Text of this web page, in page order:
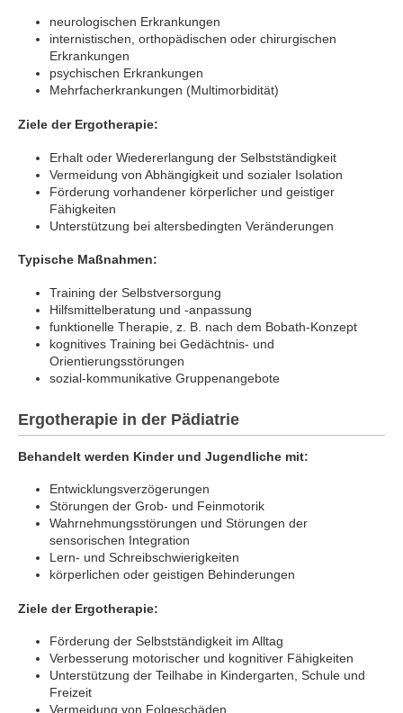
neurologischen Erkrankungen
internistischen, orthopädischen oder chirurgischen
Erkrankungen
psychischen Erkrankungen
Mehrfacherkrankungen (Multimorbidität)
Ziele der Ergotherapie:
Erhalt oder Wiedererlangung der Selbstständigkeit
Vermeidung von Abhängigkeit und sozialer Isolation
Förderung vorhandener körperlicher und geistiger
Fähigkeiten
Unterstützung bei altersbedingten Veränderungen
Typische Maßnahmen:
Training der Selbstversorgung
Hilfsmittelberatung und -anpassung
funktionelle Therapie, z. B. nach dem Bobath-Konzept
kognitives Training bei Gedächtnis- und
Orientierungsstörungen
sozial-kommunikative Gruppenangebote
Ergotherapie in der Pädiatrie
Behandelt werden Kinder und Jugendliche mit:
Entwicklungsverzögerungen
Störungen der Grob- und Feinmotorik
Wahrnehmungsstörungen und Störungen der
sensorischen Integration
Lern- und Schreibschwierigkeiten
körperlichen oder geistigen Behinderungen
Ziele der Ergotherapie:
Förderung der Selbstständigkeit im Alltag
Verbesserung motorischer und kognitiver Fähigkeiten
Unterstützung der Teilhabe in Kindergarten, Schule und
Freizeit
Vermeidung von Folgeschäden